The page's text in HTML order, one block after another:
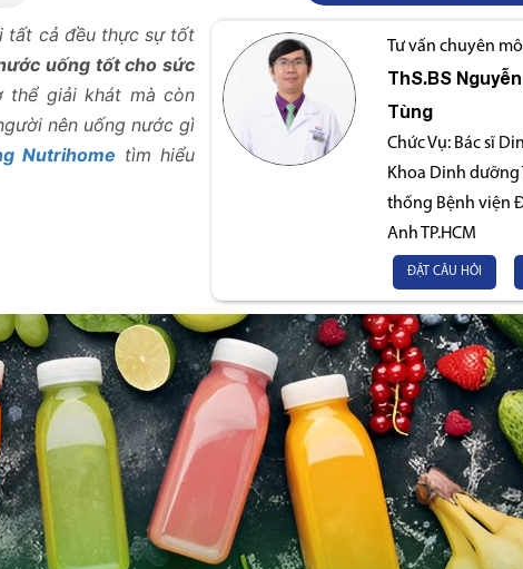
Tư vấn chuyên
ThS.BSNguyễn
Tùng
Chức Vụ: Bác sĩ
Khoa Dinh dưỡng
thống Bệnh viện
Anh TP.HCM
ĐẶT CÂU HỎI
tất cả đều thực sự tốt
uống tốt cho sức
thể giải khát mà còn
nên uống nước gì
Nutrihome tìm hiểu